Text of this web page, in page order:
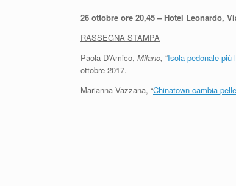
26 ottobre ore 20,45 – Hotel Leonardo,
RASSEGNA STAMPA
Paola D’Amico, Milano, “Isola pedonale
ottobre 2017.
Marianna Vazzana, “Chinatown cambia